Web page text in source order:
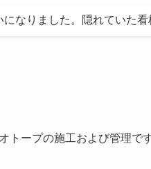
なりました。隠れていた看
ープの施工および管理です